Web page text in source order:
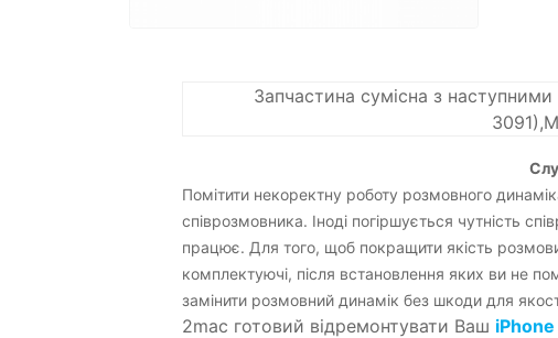
Запчастина сумісна з
Слуховой
Помітити некоректну роботу розмовного
співрозмовника. Іноді погіршується чутність
працює. Для того, щоб покращити якість
комплектуючі, після встановлення яких ви не
замінити розмовний динамік без шкоди для
2mac готовий відремонтувати Ваш iPhone